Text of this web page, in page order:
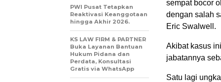
sempat bocor
dengan salah
Eric Swalwell.
Akibat kasus
jabatannya
Satu lagi
PWI Pusat Tetapkan
Reaktivasi Keanggotaan
hingga Akhir 2026.
KS LAW FIRM & PARTNER
Buka Layanan Bantuan
Hukum Pidana dan
Perdata, Konsultasi
Gratis via WhatsApp